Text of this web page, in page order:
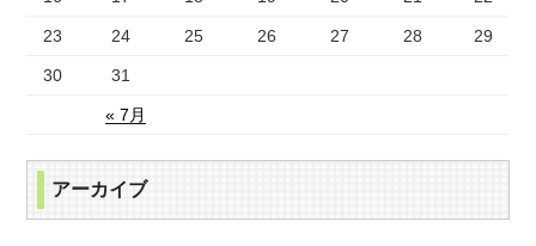
« 7月
23 24 25 26 27 28 29
30 31
アーカイブ